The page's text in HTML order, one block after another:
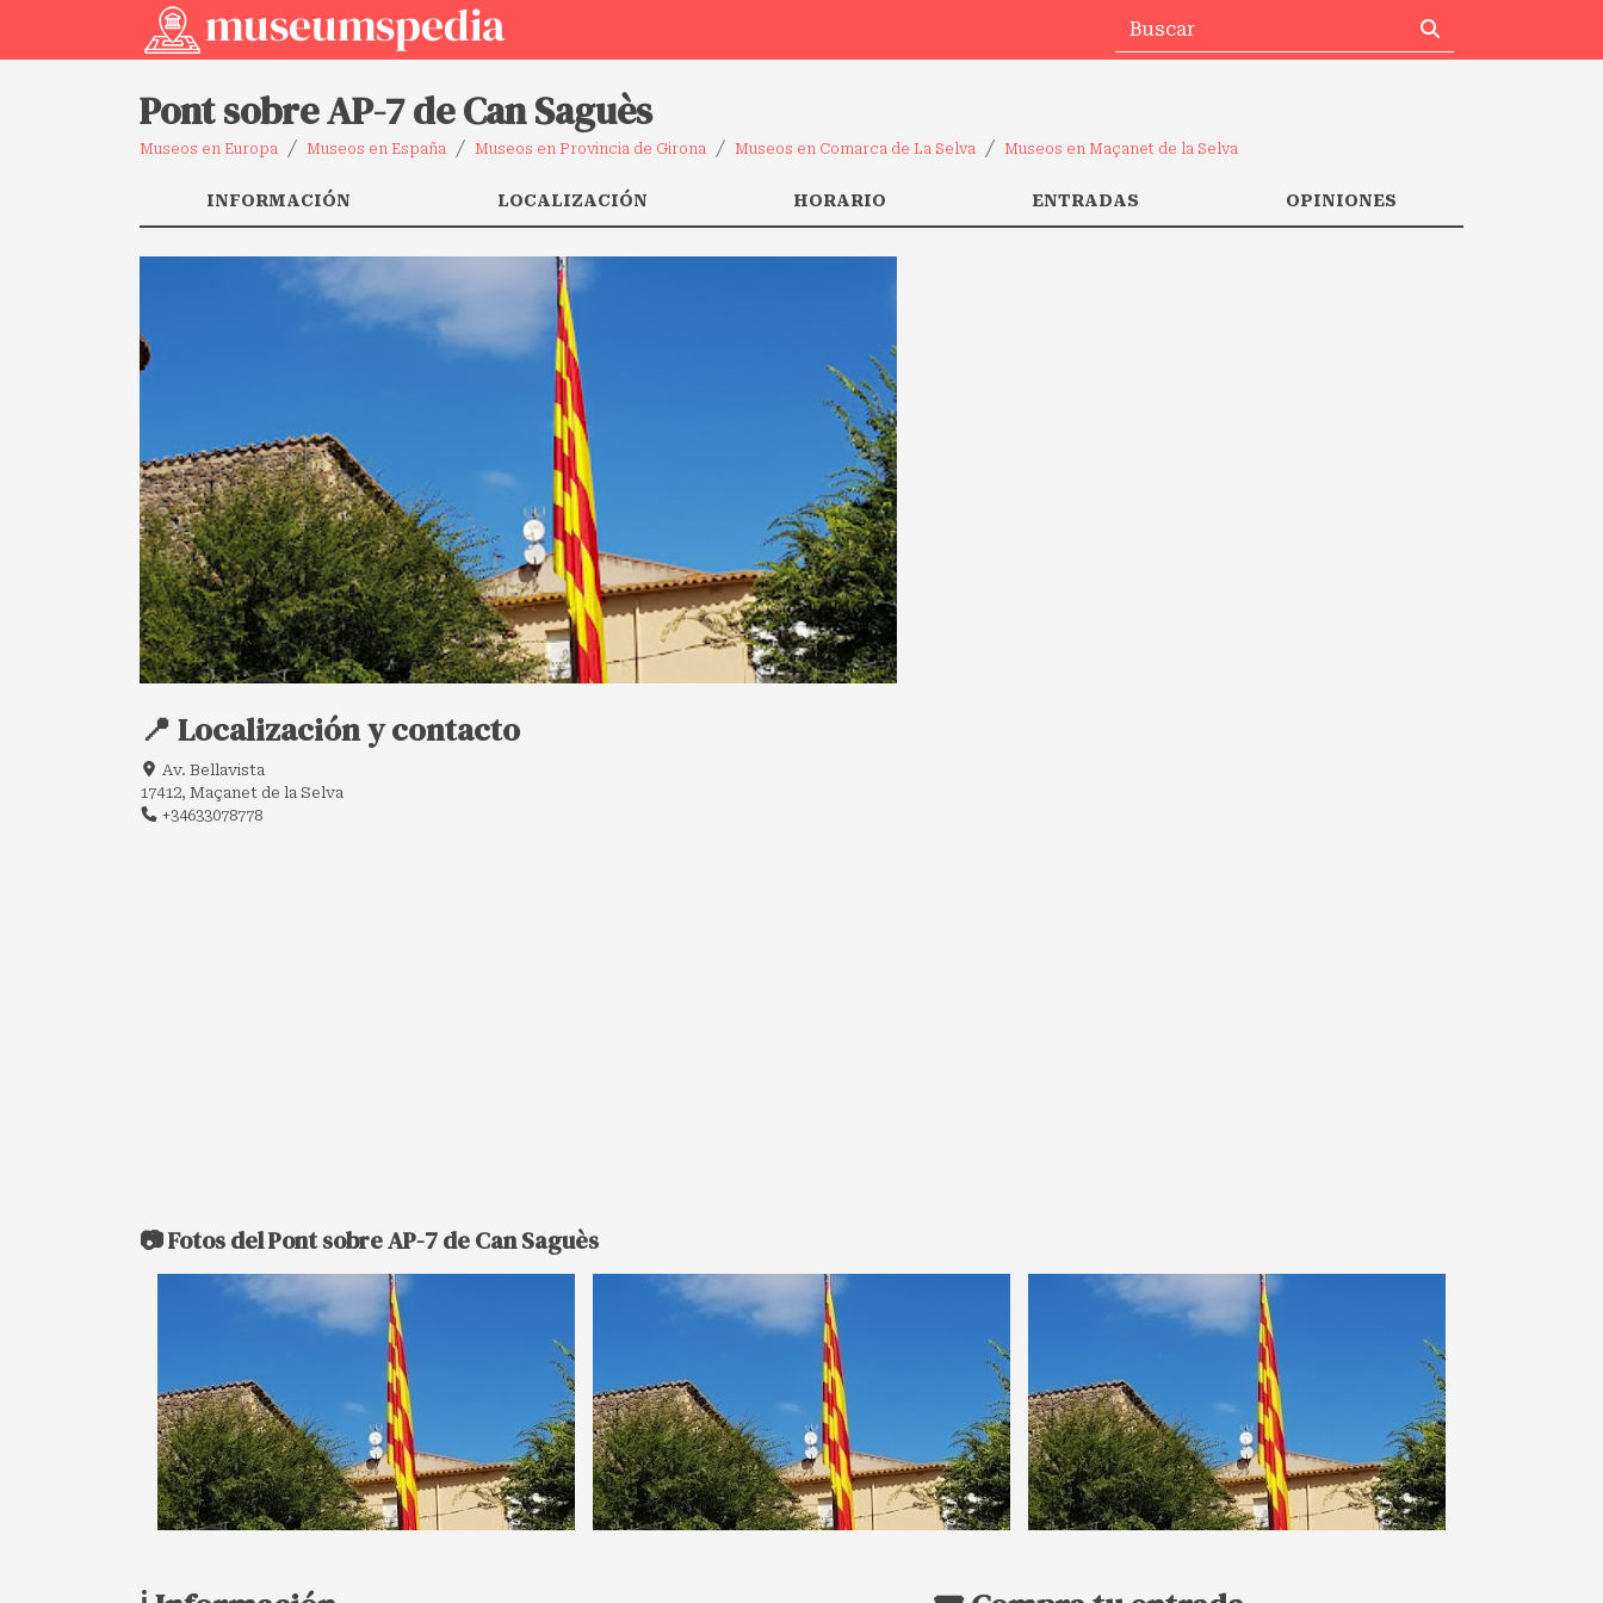
Pont sobre AP-7 de Can Saguès
Museos en Europa Museos en España Museos en Provincia de Girona Museos en Comarca de La Selva Museos en Maçanet de la Selva
INFORMACIÓN LOCALIZACIÓN HORARIO ENTRADAS OPINIONES
📍 Localización y contacto
Av. Bellavista
17412, Maçanet de la Selva
+34633078778
📷 Fotos del Pont sobre AP-7 de Can Saguès